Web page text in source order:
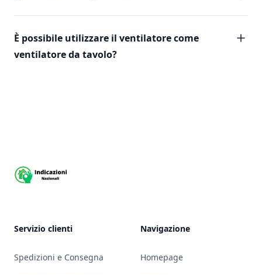
È possibile utilizzare il ventilatore come
ventilatore da tavolo?
Servizio clienti
Spedizioni e Consegna
Navigazione
Homepage